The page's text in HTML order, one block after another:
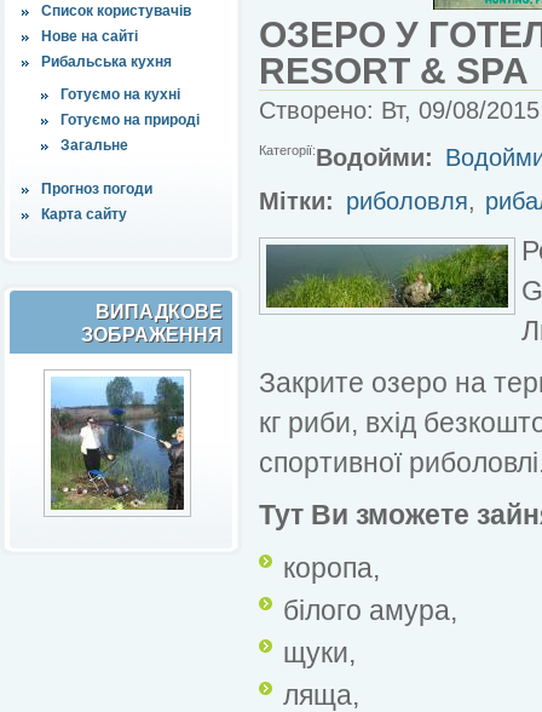
Список користувачів
Нове на сайті
Рибальська кухня
Готуємо на кухні
Готуємо на природі
Загальне
Прогноз погоди
Карта сайту
ВИПАДКОВЕ
ЗОБРАЖЕННЯ
ОЗЕРО У
RESORT & SPA
Створено: Вт, 09/08/
Категорії:Водойми: Водойми
Мітки: риболовля,
Закрите озеро на
кг риби, вхід
спортивної
Тут Ви зможете
коропа,
білого амура,
щуки,
ляща,